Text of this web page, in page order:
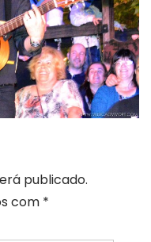
publicado.
com *